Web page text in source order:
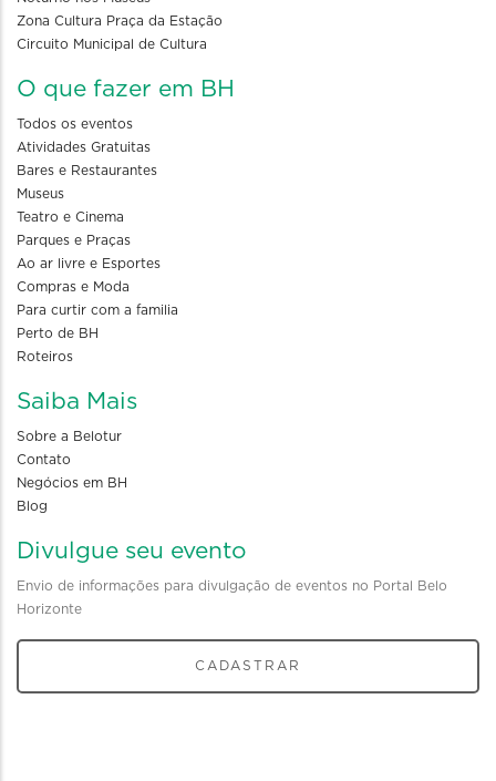
Zona Cultura Praça da Estação
Circuito Municipal de Cultura
O que fazer em BH
Todos os eventos
Atividades Gratuitas
Bares e Restaurantes
Museus
Teatro e Cinema
Parques e Praças
Ao ar livre e Esportes
Compras e Moda
Para curtir com a familia
Perto de BH
Roteiros
Saiba Mais
Sobre a Belotur
Contato
Negócios em BH
Blog
Divulgue seu evento
Envio de informações para divulgação de eventos no Portal Belo
Horizonte
CADASTRAR